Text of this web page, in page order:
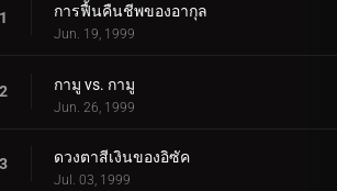
การฟื้นคืนชีพของอากุล
Jun. 19, 1999
กามู vs. กามู
Jun. 26, 1999
ดวงตาสีเงินของอิซัค
Jul. 03, 1999